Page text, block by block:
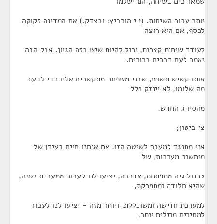
יותר עבור השיחות. (י י הורביץ: ובצדק.) אם המדינה זקוקה
לכסף, אם היא רוצה
לעודד שיחות קצרות, יכול להיות שיש בזה הגיון. אבל הבה
נאמר לעם דברים ברורים.
אותו קשיש תשוש, שבני משפחה מתקשרים אליו כדי לדעת
מה שלומו, לא יינזק כלל
מהסיווג החדש.
צי ביטון;
אני מתנגד למעבר לשיטה הזו. אם אנחנו חיים בעידן של
מיחשוב מערכות, של
טכנולוגיה מתפתחת, אדרבה, יציעו לנו לעבור ממערכת ישנה,
שהיא חלודה ומתפרקת,
למערכת חדישה ומשוכללת, ויותר מזה - יציעו לנו לעבור
למחירים מוזלים יותר,